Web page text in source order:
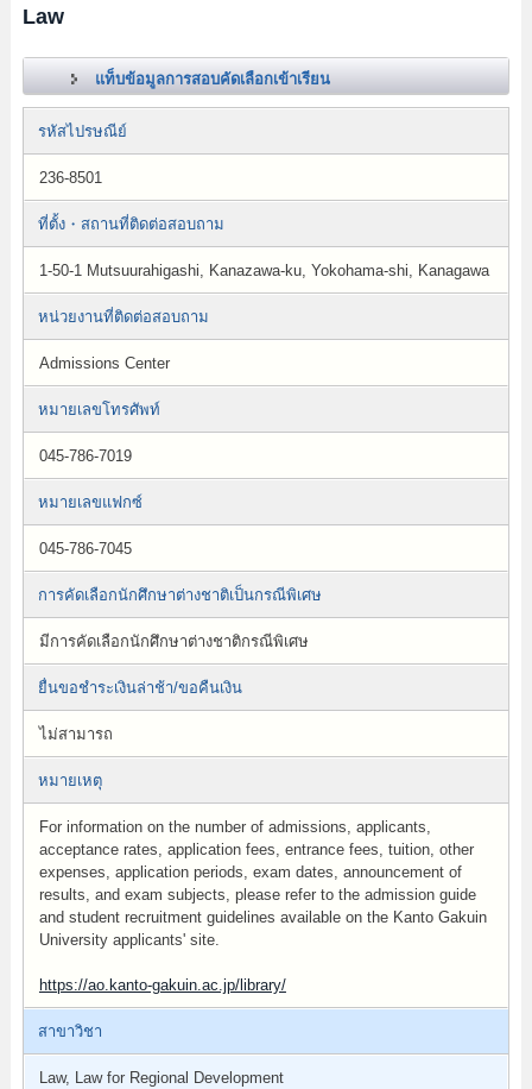
Law
แท็บข้อมูลการสอบคัดเลือกเข้าเรียน
รหัสไปรษณีย์
236-8501
ที่ตั้ง・สถานที่ติดต่อสอบถาม
1-50-1 Mutsuurahigashi, Kanazawa-ku, Yokohama-shi, Kanagawa
หน่วยงานที่ติดต่อสอบถาม
Admissions Center
หมายเลขโทรศัพท์
045-786-7019
หมายเลขแฟกซ์
045-786-7045
การคัดเลือกนักศึกษาต่างชาติเป็นกรณีพิเศษ
มีการคัดเลือกนักศึกษาต่างชาติกรณีพิเศษ
ยื่นขอชำระเงินล่าช้า/ขอคืนเงิน
ไม่สามารถ
หมายเหตุ
For information on the number of admissions, applicants,
acceptance rates, application fees, entrance fees, tuition, other
expenses, application periods, exam dates, announcement of
results, and exam subjects, please refer to the admission guide
and student recruitment guidelines available on the Kanto Gakuin
University applicants' site.
https://ao.kanto-gakuin.ac.jp/library/
สาขาวิชา
Law, Law for Regional Development